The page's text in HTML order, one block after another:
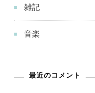
雑記
音楽
最近のコメント